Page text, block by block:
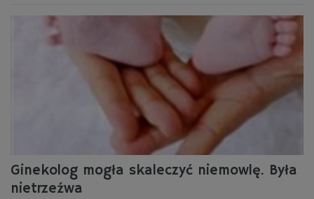
Ginekolog mogła skaleczyć niemowlę. Była
nietrzeźwa